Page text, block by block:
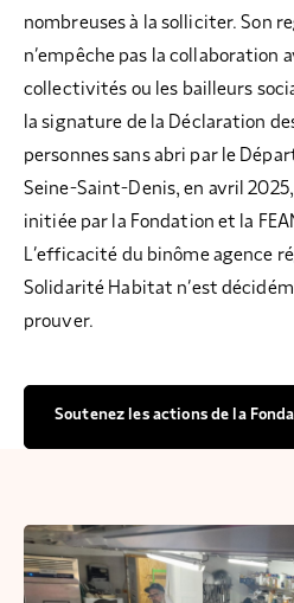
nombreuses à la solliciter. Son
n’empêche pas la collaboration
collectivités ou les bailleurs
la signature de la Déclaration
personnes sans abri par le
Seine-Saint-Denis, en avril
initiée par la Fondation et la
L’efficacité du binôme agence
Solidarité Habitat n’est
prouver.
Soutenez les actions de la